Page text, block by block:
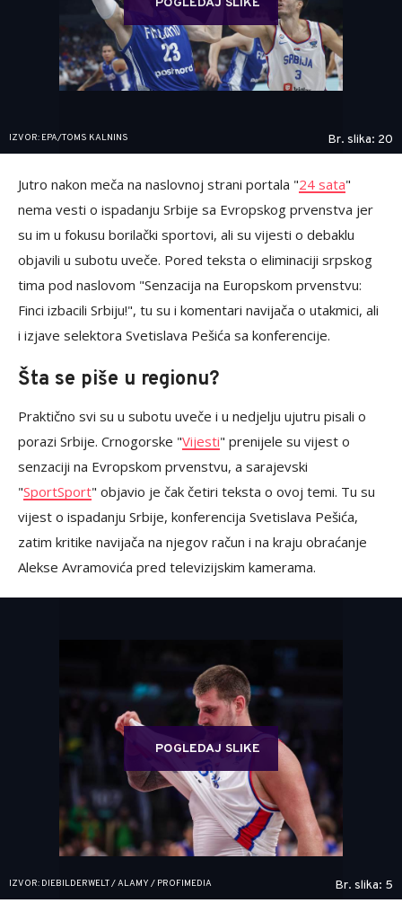
IZVOR: EPA/TOMS KALNINS Br. slika: 20
Jutro nakon meča na naslovnoj strani portala "24 sata"
nema vesti o ispadanju Srbije sa Evropskog prvenstva jer
su im u fokusu borilački sportovi, ali su vijesti o debaklu
objavili u subotu uveče. Pored teksta o eliminaciji srpskog
tima pod naslovom "Senzacija na Europskom prvenstvu:
Finci izbacili Srbiju!", tu su i komentari navijača o utakmici, ali
i izjave selektora Svetislava Pešića sa konferencije.
Šta se piše u regionu?
Praktično svi su u subotu uveče i u nedjelju ujutru pisali o
porazi Srbije. Crnogorske "Vijesti" prenijele su vijest o
senzaciji na Evropskom prvenstvu, a sarajevski
"SportSport" objavio je čak četiri teksta o ovoj temi. Tu su
vijest o ispadanju Srbije, konferencija Svetislava Pešića,
zatim kritike navijača na njegov račun i na kraju obraćanje
Alekse Avramovića pred televizijskim kamerama.
POGLEDAJ SLIKE
IZVOR: DIEBILDERWELT / ALAMY / PROFIMEDIA Br. slika: 5